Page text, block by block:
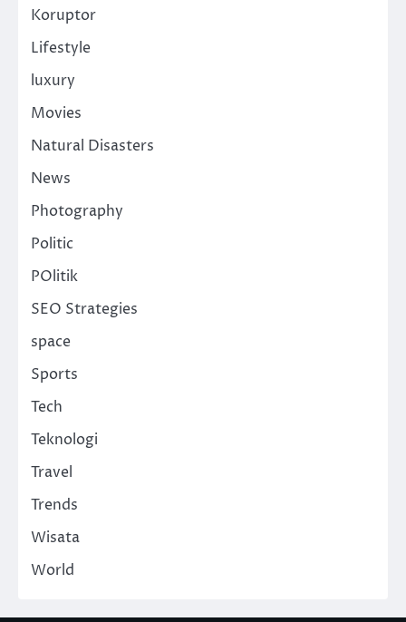
Koruptor
Lifestyle
luxury
Movies
Natural Disasters
News
Photography
Politic
POlitik
SEO Strategies
space
Sports
Tech
Teknologi
Travel
Trends
Wisata
World